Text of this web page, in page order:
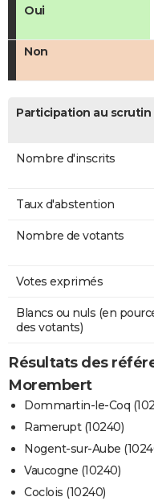
Oui
Non
Participation au scrutin
Nombre d'inscrits
Taux d'abstention
Nombre de votants
Votes exprimés
Blancs ou nuls (en
des votants)
Résultats des
Morembert
Dommartin-le-Coq
Ramerupt (10240)
Nogent-sur-Aube
Vaucogne (10240)
Coclois (10240)